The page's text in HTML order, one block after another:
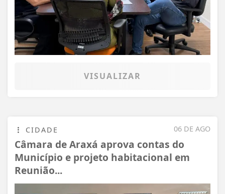
VISUALIZAR
06 DE AGO
CIDADE
Câmara de Araxá aprova contas do
Município e projeto habitacional em
Reunião...